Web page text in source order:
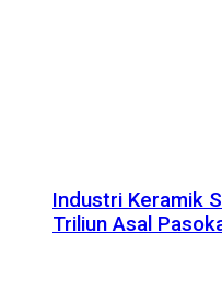
Industri Keramik
Triliun Asal